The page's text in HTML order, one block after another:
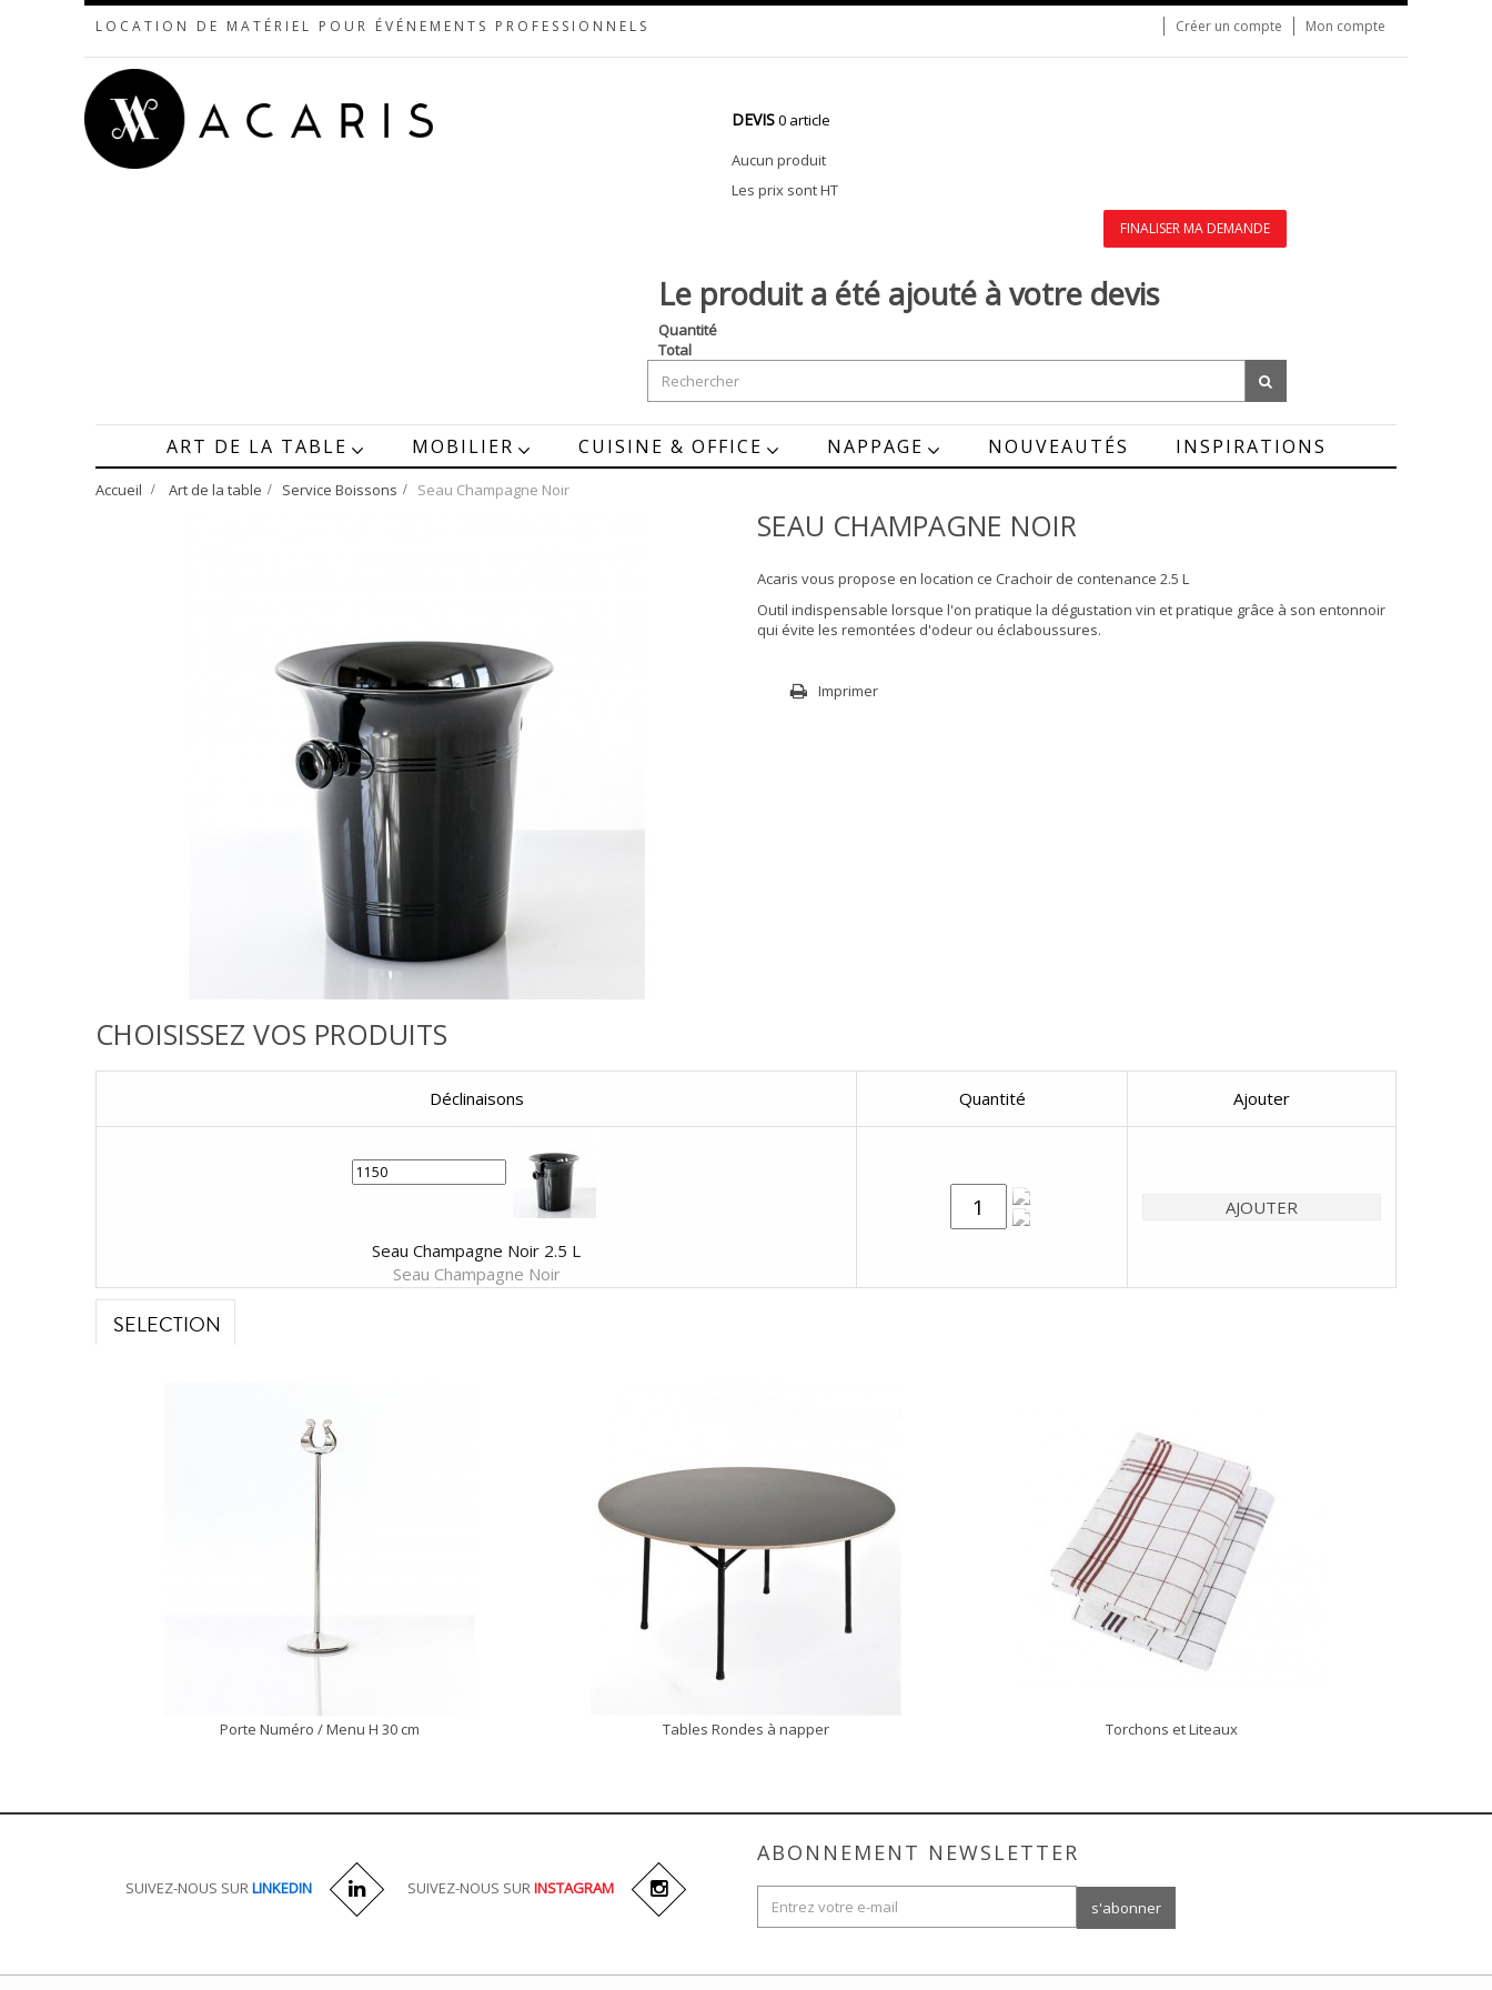
LOCATION DE MATÉRIEL POUR ÉVÉNEMENTS PROFESSIONNELS Créer un compte Mon compte
DEVIS0 article
Aucun produit
Les prix sont HT
FINALISER MA DEMANDE
Le produit a été ajouté à votre devis
Quantité
Total
ART DE LA TABLE MOBILIER CUISINE & OFFICE NAPPAGE NOUVEAUTÉS INSPIRATIONS
Accueil > Art de la table > Service Boissons > Seau Champagne Noir
SEAU CHAMPAGNE NOIR
Acaris vous propose en location ce Crachoir de contenance 2.5 L
Outil indispensable lorsque l'on pratique la dégustation vin et pratique grâce à son entonnoir
qui évite les remontées d'odeur ou éclaboussures.
Imprimer
CHOISISSEZ VOS PRODUITS
Déclinaisons Quantité Ajouter
Seau Champagne Noir 2.5 L
Seau Champagne Noir
SELECTION
Porte Numéro / Menu H 30 cm Tables Rondes à napper Torchons et Liteaux
SUIVEZ-NOUS SURLINKEDIN SUIVEZ-NOUS SURINSTAGRAM
ABONNEMENT NEWSLETTER